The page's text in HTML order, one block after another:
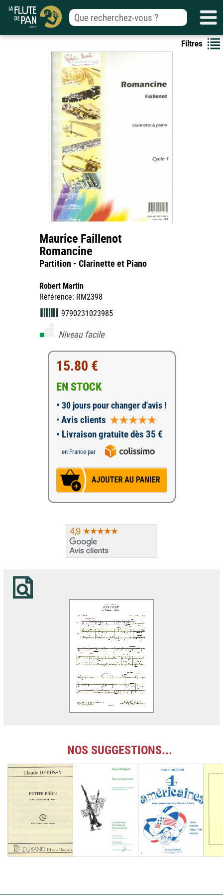
Filtres
Maurice Faillenot
Romancine
Partition - Clarinette et Piano
Robert Martin
Référence: RM2398
9790231023985
Niveau facile
15.80 €
EN STOCK
• 30 jours pour changer d'avis !
• Avis clients
• Livraison gratuite dès 35 €
en France par
NOS SUGGESTIONS...